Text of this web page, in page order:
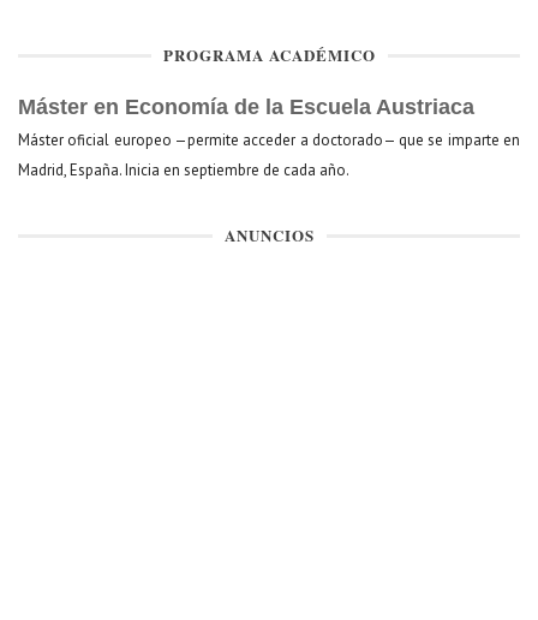
PROGRAMA ACADÉMICO
Máster en Economía de la Escuela Austriaca
Máster oficial europeo —permite acceder a doctorado— que se imparte en
Madrid, España. Inicia en septiembre de cada año.
ANUNCIOS